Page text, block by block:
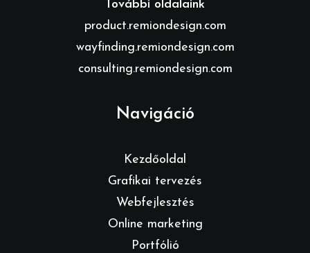
További oldalaink
product.remiondesign.com
wayfinding.remiondesign.com
consulting.remiondesign.com
Navigáció
Kezdőoldal
Grafikai tervezés
Webfejlesztés
Online marketing
Portfólió